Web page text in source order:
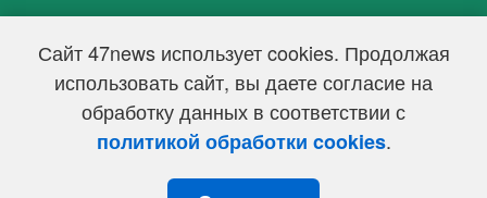
Сайт 47news использует cookies. Продолжая
использовать сайт, вы даете согласие на
обработку данных в соответствии с
политикой обработки cookies.
47 новостей (47 news)2005 — 2026 г.
Свидетельство о регистрации СМИ Эл № ФС 77-39848, выдано
Федеральной службой по надзору в сфере связи,
информационных технологий и массовых коммуникаций